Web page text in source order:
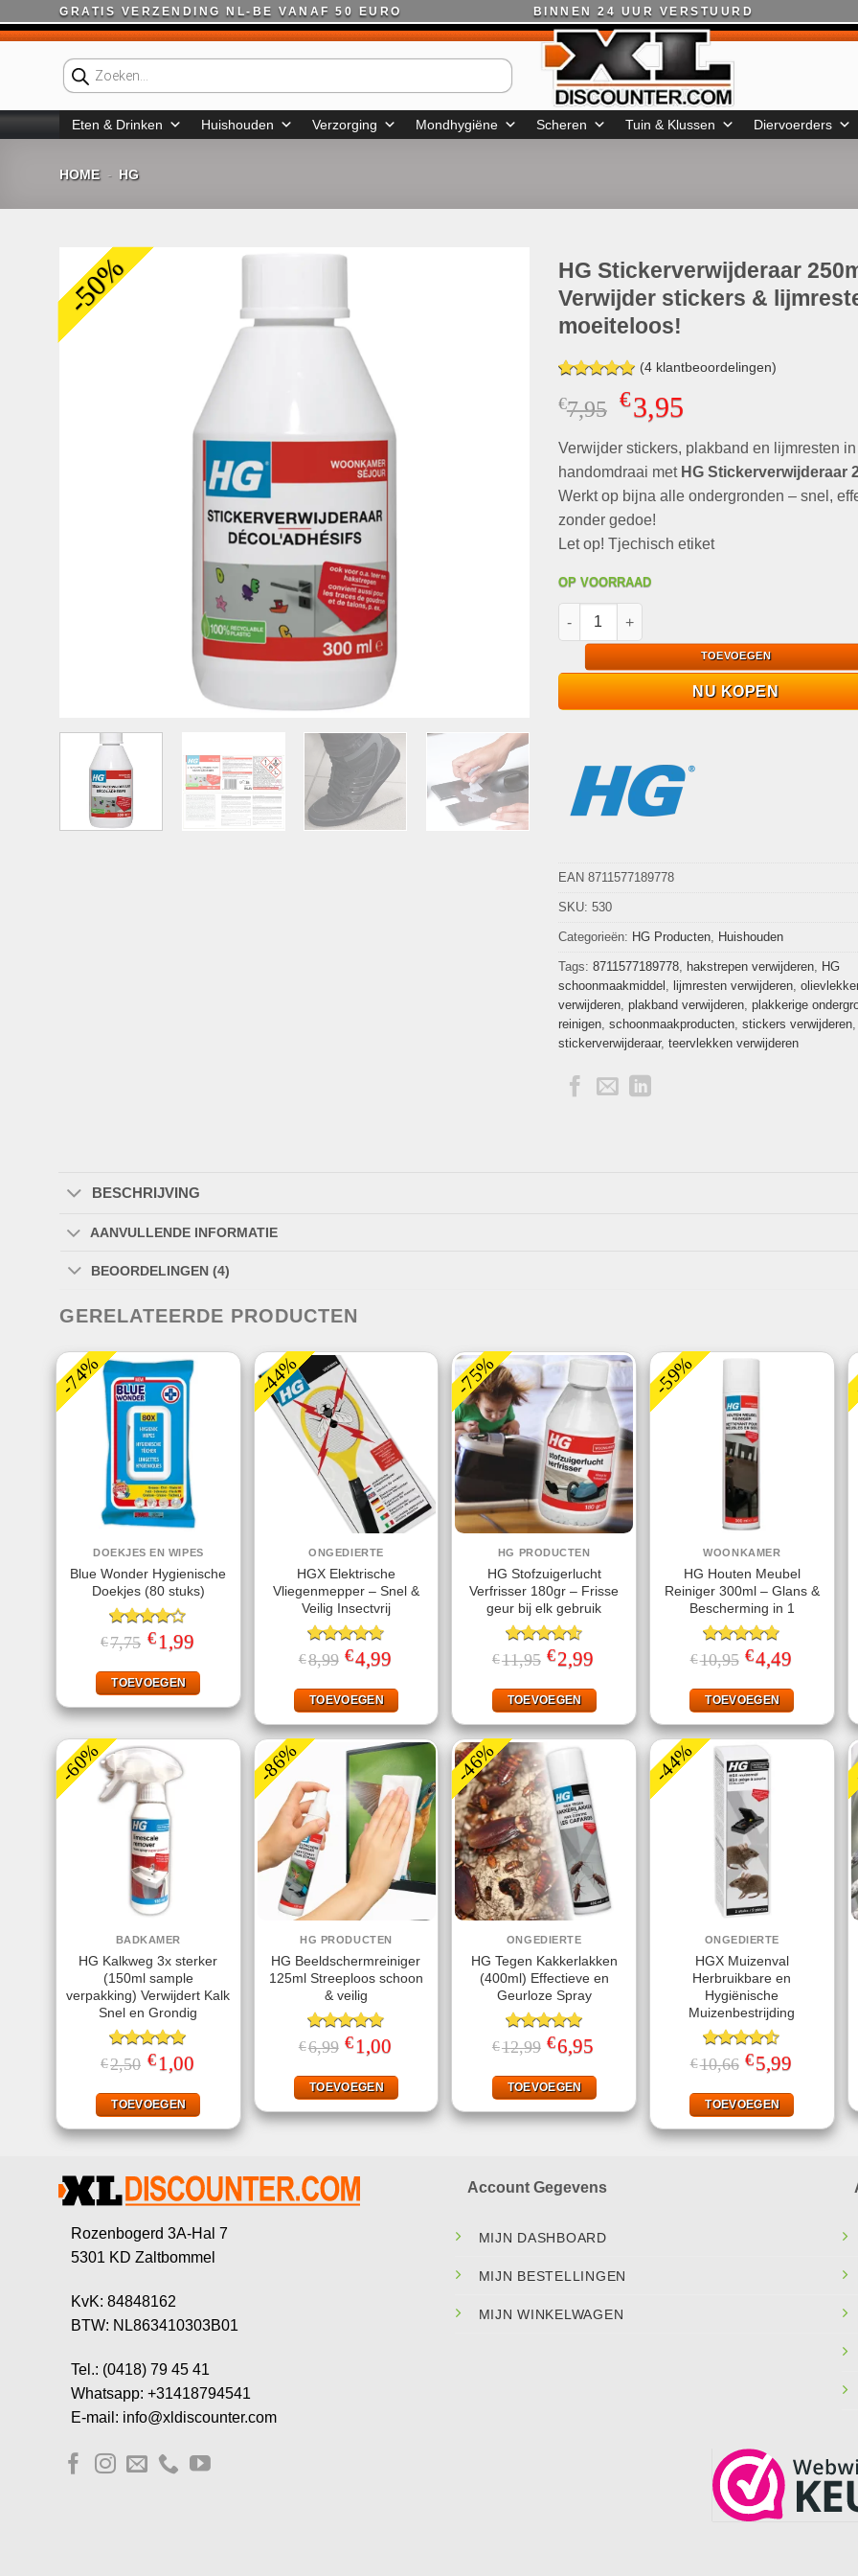
naar
GRATIS VERZENDING NL-BE VANAF 50 EURO BINNEN 24 UUR VERSTUURD
Producten
zoeken
Eten & Drinken Huishouden Verzorging Mondhygiëne Scheren Tuin & Klussen Diervoerders
HOME - HG
-50%
HG Stickerverwijderaar
Verwijder stickers &
moeiteloos!
Gewaardeerd
5.00 op 5
gebaseerd
waarderingen
(4klantbeoordelingen)
€7,95 Oorspronkelijke
prijs
was:
€7,95.
€3,95Huidige
is:
€3,95.
Verwijder stickers, plakband en lijmresten
handomdraai met HG Stickerverwijderaar
Werkt op bijna alle ondergronden – snel,
zonder gedoe!
Let op! Tjechisch etiket
OP VOORRAAD
HG Stickerverwijderaar 250ml Verwijder
TOEVOEGEN
NU KOPEN
EAN 8711577189778
SKU: 530
Categorieën: HG Producten, Huishouden
Tags: 8711577189778, hakstrepen verwijderen, HG
schoonmaakmiddel lijmresten verwijderen,
verwijderen, plakband verwijderen, plakkerige
reinigen, schoonmaakproducten, stickers verwijderen,
stickerverwijderaar, teervlekken verwijderen
BESCHRIJVING
AANVULLENDE INFORMATIE
BEOORDELINGEN (4)
GERELATEERDE PRODUCTEN
-74%
DOEKJES EN WIPES
Blue Wonder Hygienische
Doekjes (80 stuks)
Gewaardeerd
4.00uit
5
€7,75 Oorspronkelijke
prijs
€7,75.
€ 1,99Huidige
€1,99.
TOEVOEGEN
-44%
ONGEDIERTE
HGX Elektrische
Vliegenmepper – Snel &
Veilig Insectvrij
Gewaardeerd
4.70uit 5
€8,99 Oorspronkelijke
prijs
€8,99.
€4,99
€4,99.
TOEVOEGEN
-75%
HG PRODUCTEN
HG Stofzuigerlucht
Verfrisser 180gr – Frisse
geur bij elk gebruik
Gewaardeerd
4.57 uit 5
€11,95 Oorspronkelijke
prijs
€11,95.
€2,99
€2,99.
TOEVOEGEN
-59%
WOONKAMER
HG Houten Meubel
Reiniger 300ml – Glans &
Bescherming in 1
Gewaardeerd
4.75 uit 5
€10,95 Oorspronkelijke
prijs
€10,95.
€4,49
€4,49.
TOEVOEGEN
-60%
BADKAMER
HG Kalkweg 3x sterker
(150ml sample
verpakking) Verwijdert Kalk
Snel en Grondig
Gewaardeerd
5.00uit 5
€2,50 Oorspronkelijke
prijs
€2,50.
€ 1,00Huidige
€1,00.
TOEVOEGEN
-86%
HG PRODUCTEN
HG Beeldschermreiniger
125ml Streeploos schoon
& veilig
Gewaardeerd
4.78uit 5
€6,99 Oorspronkelijke
prijs
€6,99.
€ 1,00
€1,00.
TOEVOEGEN
-46%
ONGEDIERTE
HG Tegen Kakkerlakken
(400ml) Effectieve en
Geurloze Spray
Gewaardeerd
5.00 uit 5
€12,99 Oorspronkelijke
prijs
€12,99.
€6,95
€6,95.
TOEVOEGEN
-44%
ONGEDIERTE
HGX Muizenval
Herbruikbare en
Hygiënische
Muizenbestrijding
Gewaardeerd
4.47 uit 5
€10,66 Oorspronkelijke
prijs
€10,66.
€5,99
€5,99.
TOEVOEGEN
Rozenbogerd 3A-Hal 7
5301 KD Zaltbommel
KvK: 84848162
BTW: NL863410303B01
Tel.: (0418) 79 45 41
Whatsapp: +31418794541
E-mail: info@xldiscounter.com
Account Gegevens
MIJN DASHBOARD
MIJN BESTELLINGEN
MIJN WINKELWAGEN